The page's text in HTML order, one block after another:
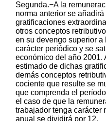
Segunda.−A la
norma anterior se
gratificaciones
otros conceptos
en su devengo superior
carácter periódico y se
económico del año 2001.
estimado de dichas
demás conceptos
cociente que resulte se
que comprenda el
el caso de que la
trabajador tenga carácter
anual se dividirá por 12.